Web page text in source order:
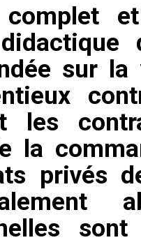
sur
les
la
privés